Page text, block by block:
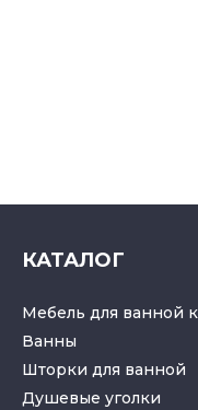
КАТАЛОГ
Мебель для ванной
Ванны
Шторки для ванной
Душевые уголки